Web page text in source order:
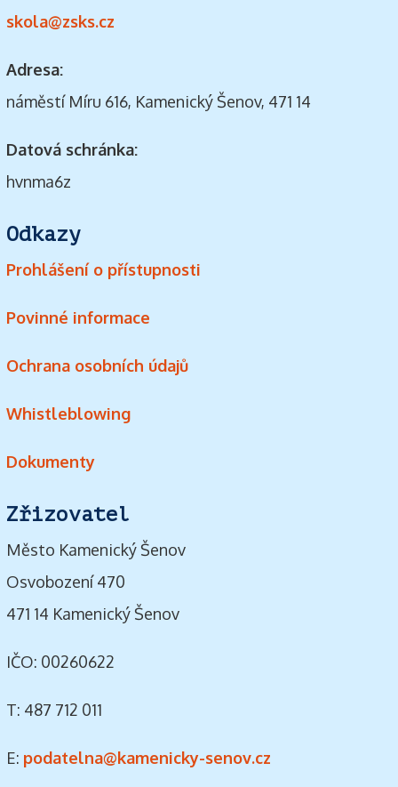
skola@zsks.cz
Adresa:
náměstí Míru 616, Kamenický Šenov, 471 14
Datová schránka:
hvnma6z
Odkazy
Prohlášení o přístupnosti
Povinné informace
Ochrana osobních údajů
Whistleblowing
Dokumenty
Zřizovatel
Město Kamenický Šenov
Osvobození 470
471 14 Kamenický Šenov
IČO: 00260622
T: 487 712 011
E: podatelna@kamenicky-senov.cz